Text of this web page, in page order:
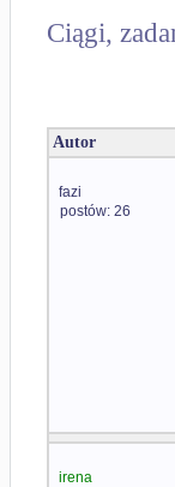
Ciągi,
Autor
fazi
postów: 26
irena